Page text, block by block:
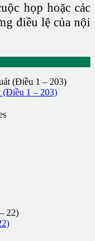
họp hoặc các
điều lệ của nội
(Điều 1 – 203)